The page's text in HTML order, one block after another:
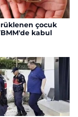
çocuk
kabul